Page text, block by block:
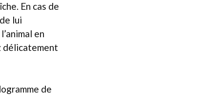
En cas de
lui
en
délicatement
de